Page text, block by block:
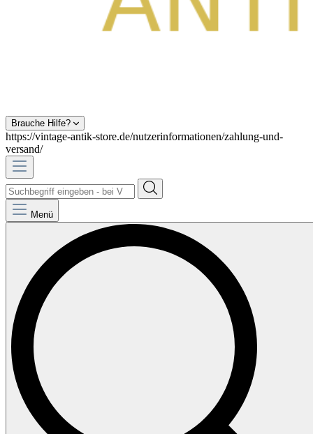
Brauche Hilfe?
https://vintage-antik-store.de/nutzerinformationen/zahlung-und-
versand/
Menü